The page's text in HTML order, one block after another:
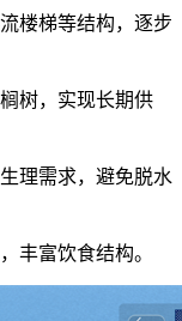
楼梯等结构，逐步
树，实现长期供
理需求，避免脱水
丰富饮食结构。